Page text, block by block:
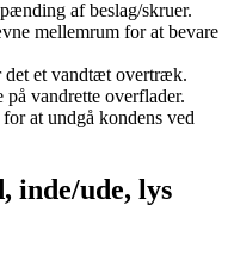
af beslag/skruer.
mellemrum for at bevare
det et vandtæt overtræk.
vandrette overflader.
at undgå kondens ved
inde/ude, lys